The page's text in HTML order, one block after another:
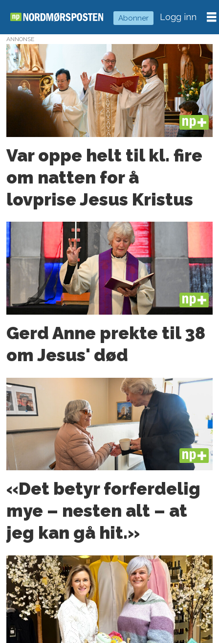
Abonner Logg inn
Tag:
påsken
2025
ANNONSE
PLUS
Var oppe helt til kl. fire
om natten for å
lovprise Jesus Kristus
PLUS
Gerd Anne prekte til 38
om Jesus' død
PLUS
«Det betyr forferdelig
mye – nesten alt – at
jeg kan gå hit.»